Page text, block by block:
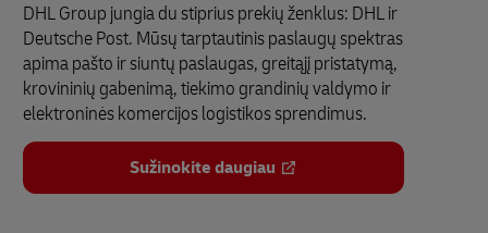
DHL Group jungia du stiprius prekių ženklus: DHL ir
Deutsche Post. Mūsų tarptautinis paslaugų spektras
apima pašto ir siuntų paslaugas, greitąjį pristatymą,
krovininių gabenimą, tiekimo grandinių valdymo ir
elektroninės komercijos logistikos sprendimus.
Sužinokite daugiau